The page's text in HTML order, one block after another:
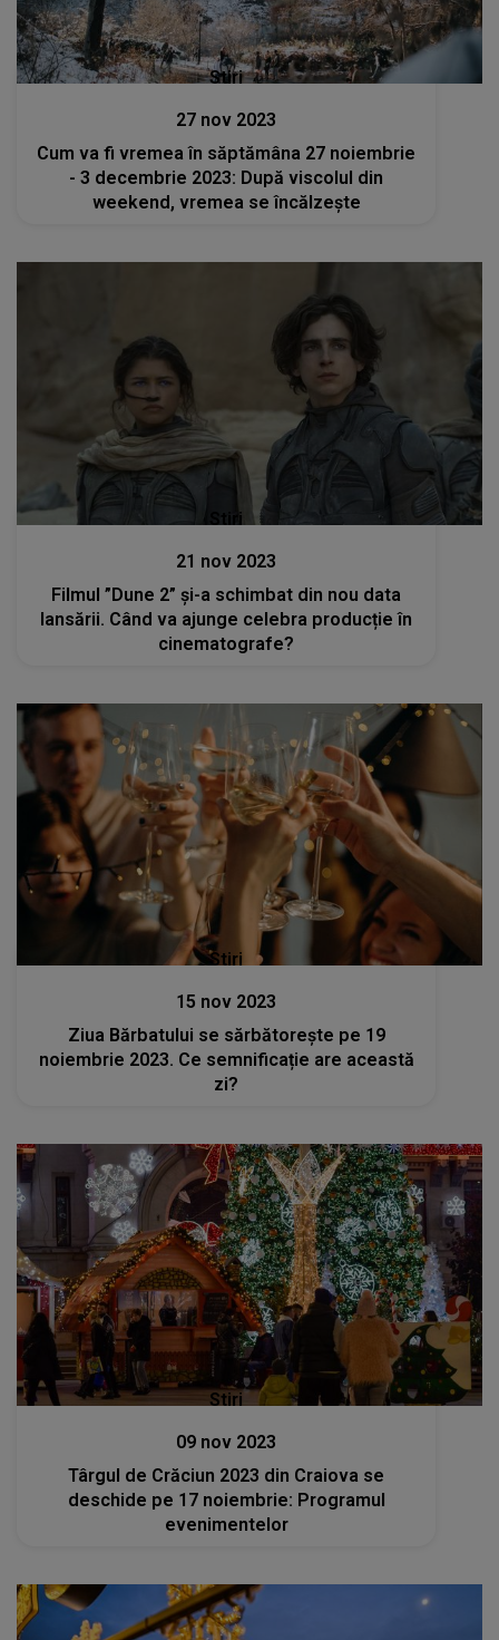
Stiri
27 nov 2023
Cum va fi vremea în săptămâna 27 noiembrie
- 3 decembrie 2023: După viscolul din
weekend, vremea se încălzește
Stiri
21 nov 2023
Filmul ”Dune 2” și-a schimbat din nou data
lansării. Când va ajunge celebra producție în
cinematografe?
Stiri
15 nov 2023
Ziua Bărbatului se sărbătorește pe 19
noiembrie 2023. Ce semnificație are această
zi?
Stiri
09 nov 2023
Târgul de Crăciun 2023 din Craiova se
deschide pe 17 noiembrie: Programul
evenimentelor